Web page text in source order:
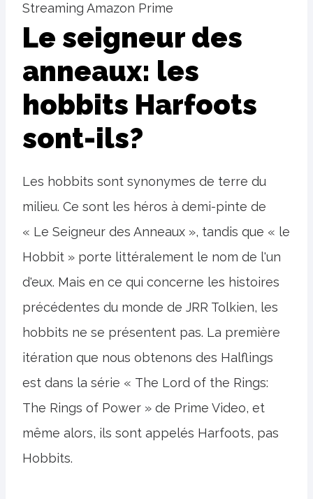
Streaming Amazon Prime
Le seigneur des
anneaux: les
hobbits Harfoots
sont-ils?
Les hobbits sont synonymes de terre du
milieu. Ce sont les héros à demi-pinte de
« Le Seigneur des Anneaux », tandis que « le
Hobbit » porte littéralement le nom de l'un
d'eux. Mais en ce qui concerne les histoires
précédentes du monde de JRR Tolkien, les
hobbits ne se présentent pas. La première
itération que nous obtenons des Halflings
est dans la série « The Lord of the Rings:
The Rings of Power » de Prime Video, et
même alors, ils sont appelés Harfoots, pas
Hobbits.